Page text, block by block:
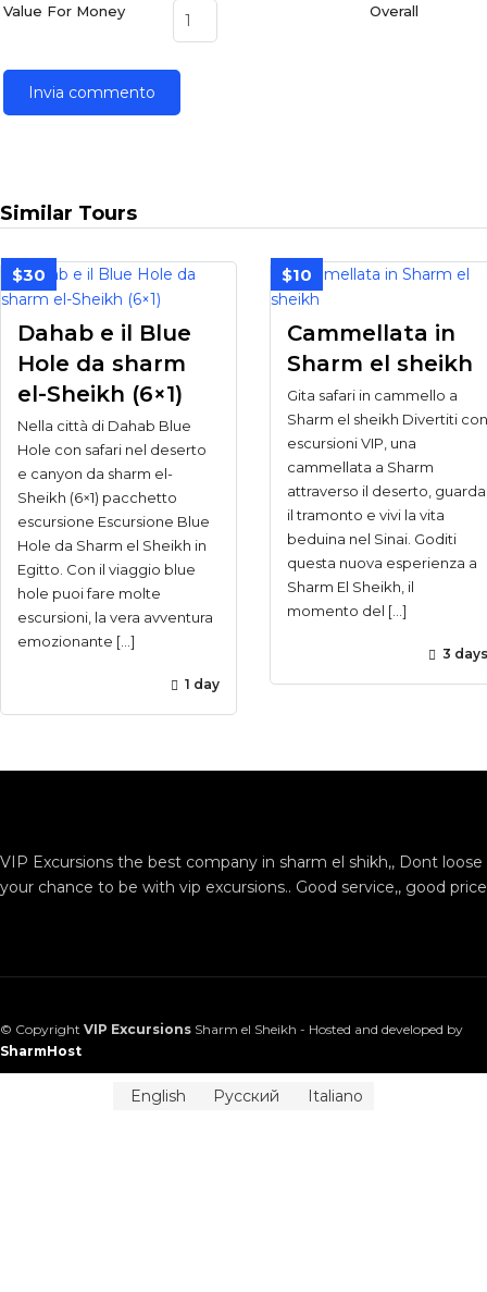
Value For Money Overall
Similar Tours
$30
Dahab e il Blue
Hole da sharm
el-Sheikh (6×1)
Nella città di Dahab Blue
Hole con safari nel deserto
e canyon da sharm el-
Sheikh (6×1) pacchetto
escursione Escursione Blue
Hole da Sharm el Sheikh in
Egitto. Con il viaggio blue
hole puoi fare molte
escursioni, la vera avventura
emozionante […]
1 day
$10
Cammellata in
Sharm el sheikh
Gita safari in cammello a
Sharm el sheikh Divertiti con
escursioni VIP, una
cammellata a Sharm
attraverso il deserto, guarda
il tramonto e vivi la vita
beduina nel Sinai. Goditi
questa nuova esperienza a
Sharm El Sheikh, il
momento del […]
3 days
VIP Excursions the best company in sharm el shikh,, Dont loose
your chance to be with vip excursions.. Good service,, good price
© Copyright VIP Excursions Sharm el Sheikh - Hosted and developed by
SharmHost
English Русский Italiano